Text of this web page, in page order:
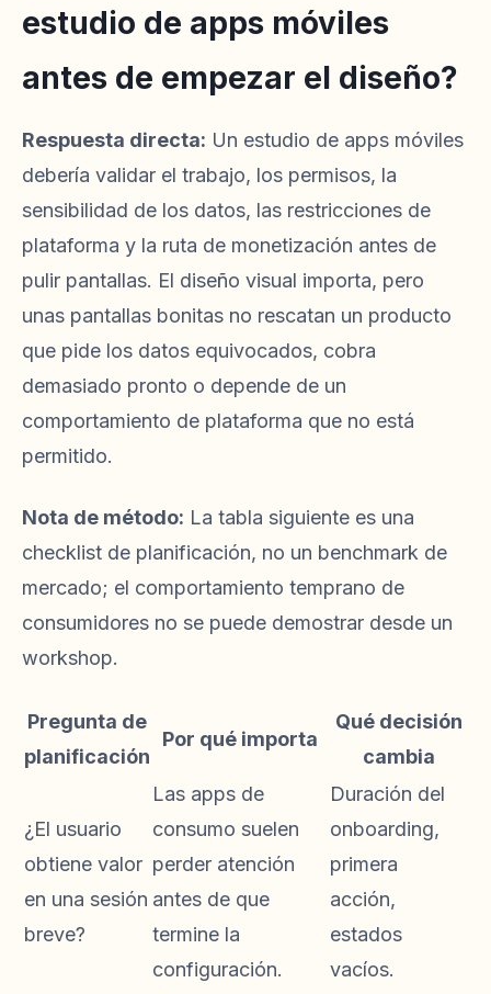
estudio de apps móviles
antes de empezar el diseño?
Respuesta directa: Un estudio de apps móviles
debería validar el trabajo, los permisos, la
sensibilidad de los datos, las restricciones de
plataforma y la ruta de monetización antes de
pulir pantallas. El diseño visual importa, pero
unas pantallas bonitas no rescatan un producto
que pide los datos equivocados, cobra
demasiado pronto o depende de un
comportamiento de plataforma que no está
permitido.
Nota de método: La tabla siguiente es una
checklist de planificación, no un benchmark de
mercado; el comportamiento temprano de
consumidores no se puede demostrar desde un
workshop.
Pregunta de
planificación
Por qué importa
Qué decisión
cambia
¿El usuario
obtiene valor
en una sesión
breve?
Las apps de
consumo suelen
perder atención
antes de que
termine la
configuración.
Duración del
onboarding,
primera
acción,
estados
vacíos.